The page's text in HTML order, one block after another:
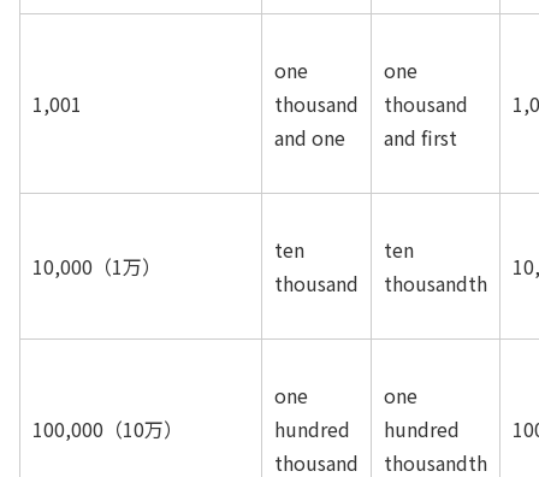
1,001
one
thousand
and one
one
thousand
and first
10,000 （1万）
ten
thousand
ten
thousandth
100,000 （10万）
one
hundred
thousand
one
hundred
thousandth